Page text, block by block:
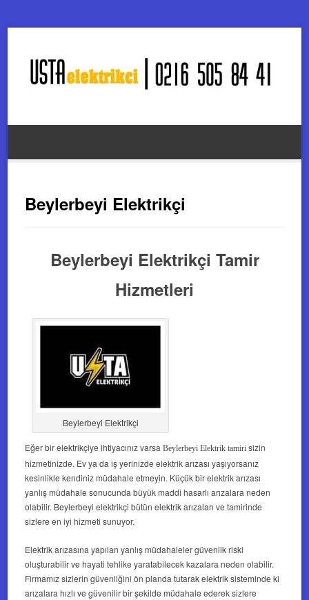
Beylerbeyi Elektrikçi
Beylerbeyi Elektrikçi Tamir
Hizmetleri
Beylerbeyi Elektrikçi
Eğer bir elektrikçiye ihtiyacınız varsaBeylerbeyi Elektrik tamiri sizin
hizmetinizde. Ev ya da iş yerinizde elektrik arızası yaşıyorsanız
kesinlikle kendiniz müdahale etmeyin. Küçük bir elektrik arızası
yanlış müdahale sonucunda büyük maddi hasarlı arızalara neden
olabilir. Beylerbeyi elektrikçi bütün elektrik arızaları ve tamirinde
sizlere en iyi hizmeti sunuyor.
Elektrik arızasına yapılan yanlış müdahaleler güvenlik riski
oluşturabilir ve hayati tehlike yaratabilecek kazalara neden olabilir.
Firmamız sizlerin güvenliğini ön planda tutarak elektrik sisteminde ki
arızalara hızlı ve güvenilir bir şekilde müdahale ederek sizlere